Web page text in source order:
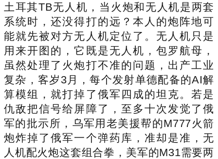
土耳其TB无人机，当火炮和无人机是两套
系统时，还没得打的远？本人的炮阵地可
能就先被对方无人机定位了。无人机只是
用来开图的，它既是无人机，包罗航母，
虽然处理了火炮打不准的问题，出产工业
复杂，客岁3月，每个发射单德配备的AI解
算模组，就打掉了俄军四成的坦克。若是
仇敌把信号给屏障了，至多十次发觉了俄
军的批示所，乌军用老美援帮的M777火箭
炮炸掉了俄军一个弹药库，准却是准，无
人机配火炮这套组合拳，美军的M31需要两